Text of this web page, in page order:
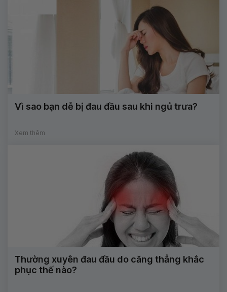
Vì sao bạn dễ bị đau đầu sau khi ngủ trưa?
Xem thêm
Thường xuyên đau đầu do căng thẳng khắc
phục thế nào?